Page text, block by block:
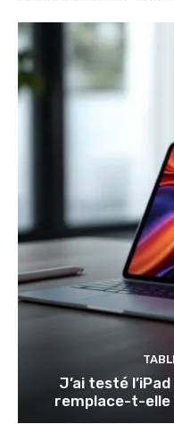
J’ai testé
remplace-t-elle